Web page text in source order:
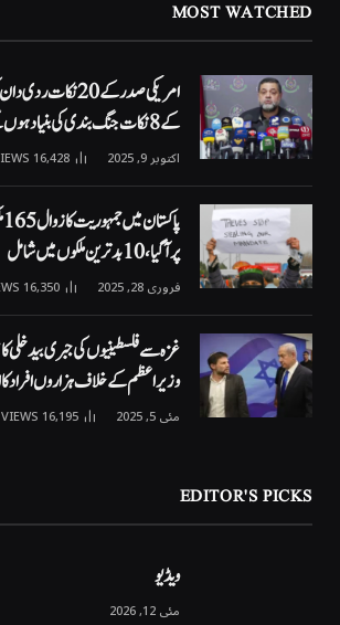
MOST WATCHED
امریکی صدر کے 20
کے 8 نکات جنگ بندی کی بنیاد ہوں گے
اکتوبر 9, 2025 16,428
پر آگیا، 10 بدترین ملکوں میں شامل
فروری 28, 2025 16,350
غزہ سے فلسطینیوں کی جبری بیدخلی کا
وزیراعظم کے خلاف ہزاروں افراد کا
مئی 5, 2025 16,195
VIEWS
EDITOR'S PICKS
ویڈیو
مئی 12, 2026